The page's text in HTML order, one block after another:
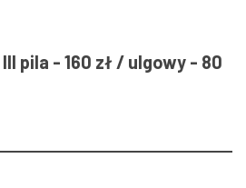
pila - 160 zł / ulgowy - 80